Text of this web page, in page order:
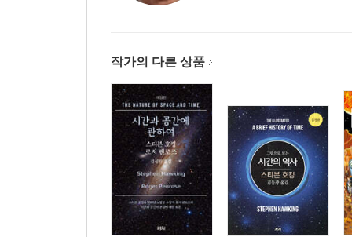
작가의 다른 상품